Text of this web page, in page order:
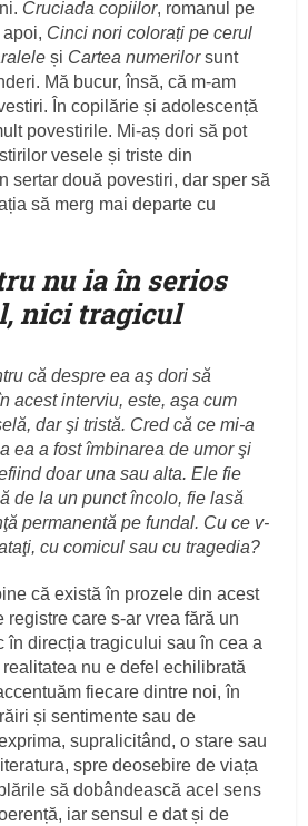
Cruciada copiilor, romanul pe
Cinci nori colorați pe cerul
și Cartea numerilorsunt
Mă bucur, însă, că m-am
În copilărie și adolescență
povestirile. Mi-aș dori să pot
vesele și triste din
sertar două povestiri, dar sper să
să merg mai departe cu
nu ia în serios
nici tragicul
că despre ea aş dori să
acest interviu, este, aşa cum
dar şi tristă. Cred că ce mi-a
ea a fost îmbinarea de umor şi
doar una sau alta. Ele fie
de la un punct încolo, fie lasă
permanentă pe fundal. Cu ce v-
cu comicul sau cu tragedia?
că există în prozele din acest
registre care s-ar vrea fără un
în direcția tragicului sau în cea a
nu e defel echilibrată
fiecare dintre noi, în
și sentimente sau de
supralicitând, o stare sau
spre deosebire de viața
să dobândească acel sens
iar sensul e dat și de